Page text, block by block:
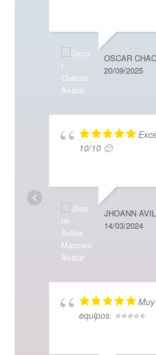
OSCAR
20/09/2025
10/10 🙂
JHOANN
14/03/2024
equipos. ⭐️⭐️⭐️⭐️⭐️